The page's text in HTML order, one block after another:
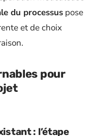
du processus pose
et de choix
pour
: l’étape